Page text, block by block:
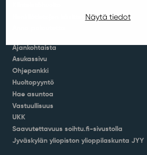
Näytä tiedot
Henkilötietojen käsittely ja evästeet
Ajankohtaista
Asukassivu
Ohjepankki
Huoltopyyntö
Hae asuntoa
Vastuullisuus
UKK
Saavutettavuus soihtu.fi-sivustolla
Jyväskylän yliopiston ylioppilaskunta JYY